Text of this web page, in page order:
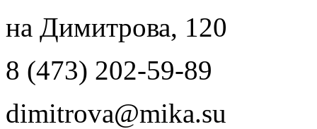
на Димитрова, 120
8 (473) 202-59-89
dimitrova@mika.su